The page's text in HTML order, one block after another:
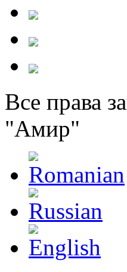
Все права
"Амир"